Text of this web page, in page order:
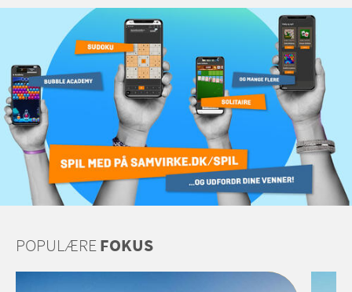
POPULÆREFOKUS